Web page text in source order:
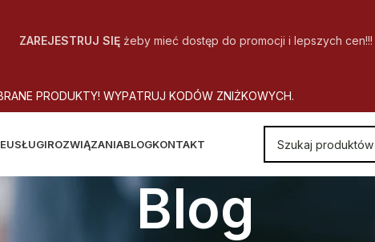
ZAREJESTRUJ SIĘżeby mieć dostęp do promocji i lepszych cen!!!
RANE PRODUKTY! WYPATRUJ KODÓW ZNIŻKOWYCH.
USŁUGIROZWIĄZANIABLOGKONTAKT
Blog